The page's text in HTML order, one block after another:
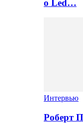
о Led…
Интервью
Роберт